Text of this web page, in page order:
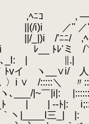
, ―--
／"
ﾆ/ ,
ﾚ'ミ /
v=､_l: | ∥.|
／ ﾄvイ ヽ
〉i ∨ /:::::＼ 〃::
|~￣|i|:
| | -‐ﾄ|:
|____l三_| |: